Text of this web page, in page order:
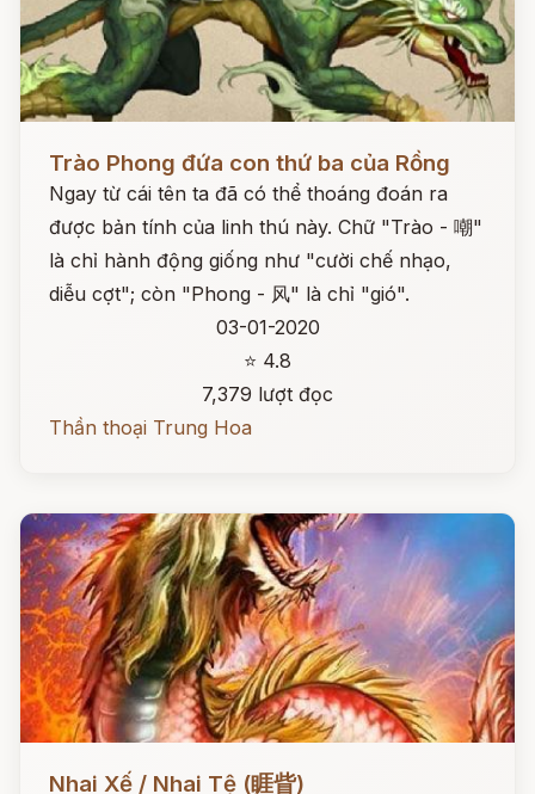
Trào Phong đứa con thứ ba của Rồng
Ngay từ cái tên ta đã có thể thoáng đoán ra
được bản tính của linh thú này. Chữ "Trào - 嘲"
là chỉ hành động giống như "cười chế nhạo,
diễu cợt"; còn "Phong - 风" là chỉ "gió".
03-01-2020
⭐ 4.8
7,379 lượt đọc
Thần thoại Trung Hoa
Nhai Xế / Nhai Tệ (睚眥)